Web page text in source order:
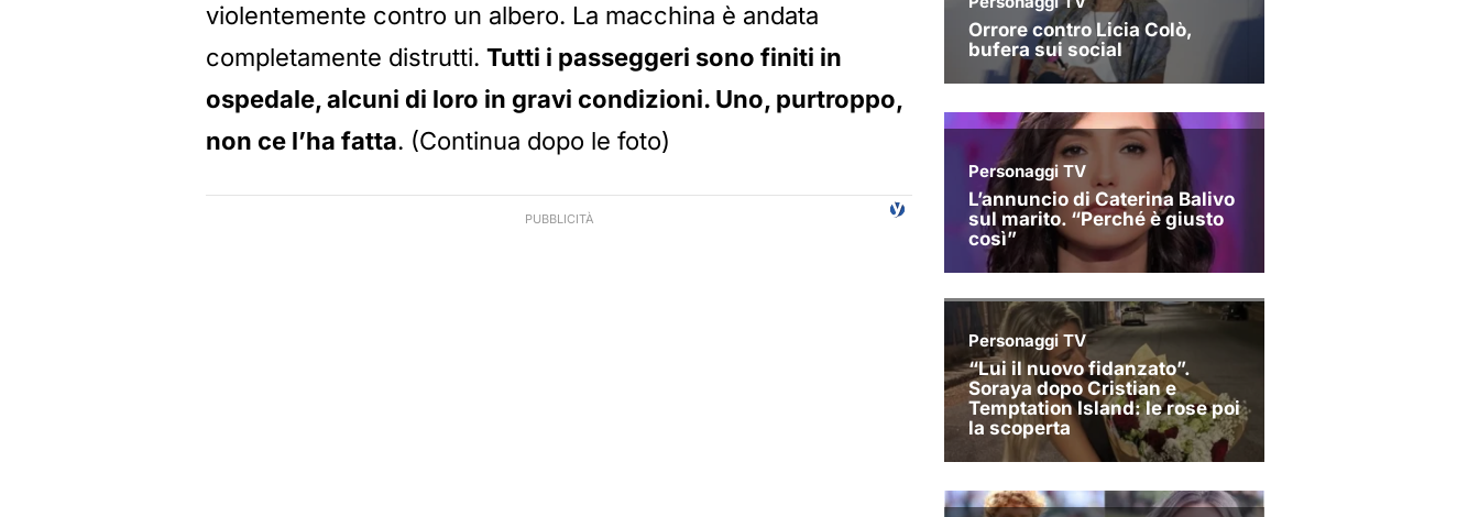
violentemente contro un albero. La macchina è andata
completamente distrutti. Tutti i passeggeri sono finiti in
ospedale, alcuni di loro in gravi condizioni. Uno, purtroppo,
non ce l’ha fatta. (Continua dopo le foto)